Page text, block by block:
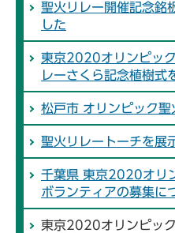
聖火リレー開催記念銘
した
東京2020オリンピッ
レーさくら記念植樹式
松戸市 オリンピック
聖火リレートーチを展
千葉県 東京2020オリ
ボランティアの募集に
東京2020オリンピッ